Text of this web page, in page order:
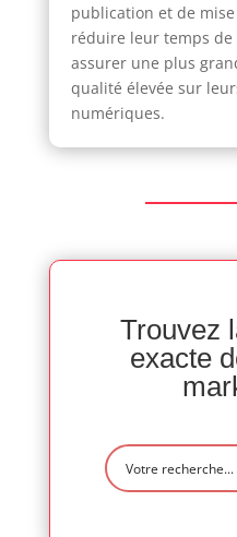
publication et de
réduire leur temps
assurer une plus
qualité élevée sur
numériques.
Trouvez
exacte